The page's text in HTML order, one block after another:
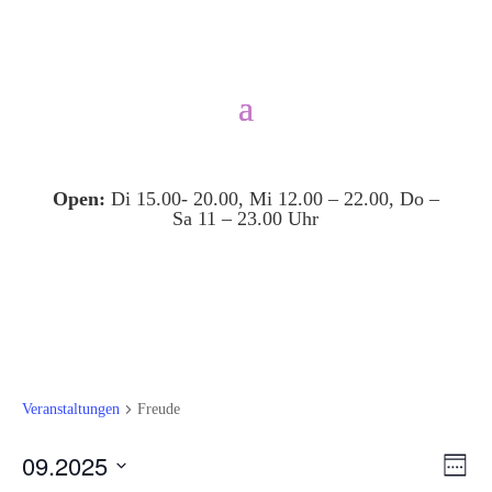
Open: Di 15.00- 20.00, Mi 12.00 – 22.00, Do –
Sa 11 – 23.00 Uhr
Veranstaltungen Freude
Woche
09.2025